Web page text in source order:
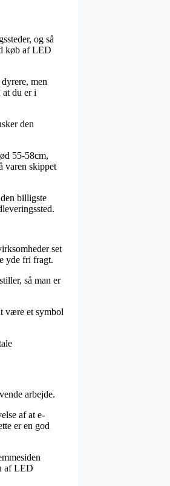
og så
køb af LED
men
at du er i
den
55-58cm,
varen skippet
billigste
set
yde fri fragt.
så man er
være et symbol
arbejde.
af at e-
er en god
af LED